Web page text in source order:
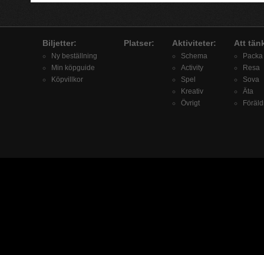
Biljetter:
Ny beställning
Min köpguide
Köpvillkor
Platser: Aktiviteter:
Schema
Activity
Spel
Kreativ
Övrigt
Att
Packa
Resa
Sova
Äta